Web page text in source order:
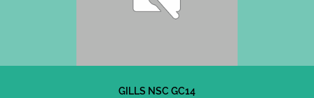
GILLS NSC GC14